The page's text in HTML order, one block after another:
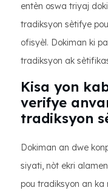
entèn oswa triyaj
tradiksyon sètifye
ofisyèl. Dokiman ki
tradiksyon ak
Kisa yon
verifye
tradiksyon
Dokiman an dwe
siyati, nòt ekri
pou tradiksyon an